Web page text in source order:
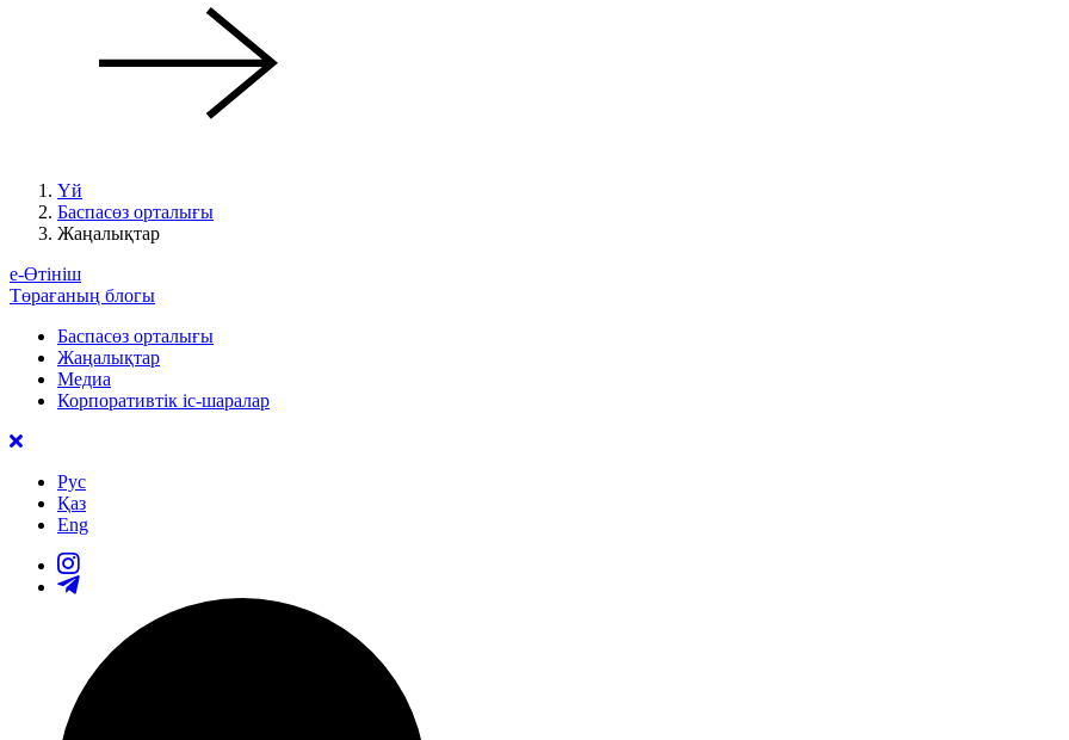
Үй
Баспасөз орталығы
Жаңалықтар
е-Өтініш
Төрағаның блогы
Баспасөз орталығы
Жаңалықтар
Медиа
Корпоративтік іс-шаралар
Рус
Қаз
Eng